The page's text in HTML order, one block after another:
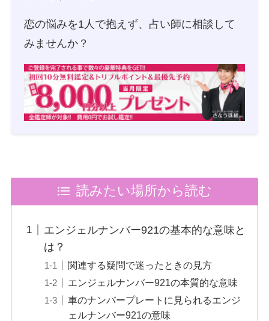
恋の悩みを1人で抱えず、占い師に相談して
みませんか？
読みたい場所から読む
エンジェルナンバー921の基本的な意味と
は？
関連する疑問で迷ったときの見方
エンジェルナンバー921の本質的な意味
車のナンバープレートに見られるエンジ
ェルナンバー921の意味